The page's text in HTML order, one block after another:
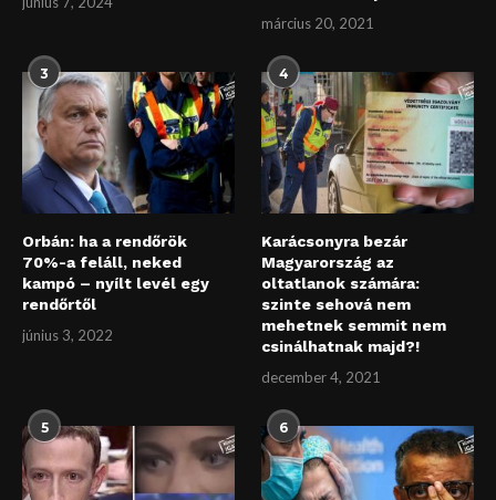
március 20, 2021
3
Orbán: ha a rendőrök
70%-a feláll, neked
kampó – nyílt levél egy
rendőrtől
június 3, 2022
4
Karácsonyra bezár
Magyarország az
oltatlanok számára:
szinte sehová nem
mehetnek semmit nem
csinálhatnak majd?!
december 4, 2021
5 6